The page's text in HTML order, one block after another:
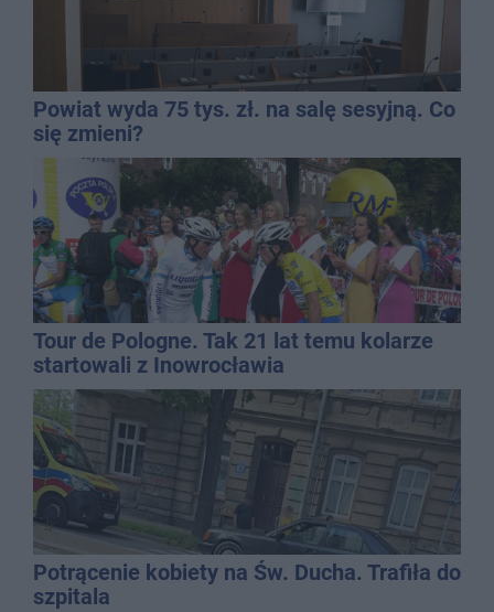
Powiat wyda 75 tys. zł. na salę sesyjną. Co
się zmieni?
Tour de Pologne. Tak 21 lat temu kolarze
startowali z Inowrocławia
Potrącenie kobiety na Św. Ducha. Trafiła do
szpitala